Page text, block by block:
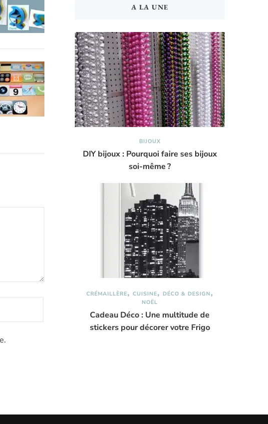
A LA UNE
BIJOUX
DIY bijoux : Pourquoi faire ses bijoux
soi-même ?
CRÉMAILLÈRE CUISINE
DÉCO & DESIGN
NOËL
Cadeau Déco : Une multitude de
stickers pour décorer votre Frigo